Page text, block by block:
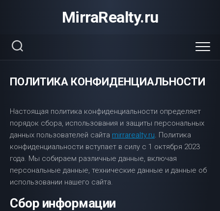
MirraRealty.ru
ПОЛИТИКА КОНФИДЕНЦИАЛЬНОСТИ
Настоящая политика конфиденциальности определяет
порядок сбора, использования и защиты персональных
данных пользователей сайта mirrarealty.ru. Политика
конфиденциальности вступает в силу с 1 октября 2023
года. Мы собираем различные данные, включая
персональные данные, технические данные и данные об
использовании нашего сайта.
Сбор информации